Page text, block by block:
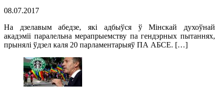
08.07.2017
На дзелавым абедзе, які адбыўся ў Мінскай духоўнай
акадэміі паралельна мерапрыемству па гендэрных пытаннях,
прынялі ўдзел каля 20 парламентарыяў ПА АБСЕ. […]